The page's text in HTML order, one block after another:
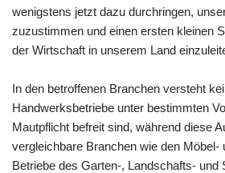
wenigstens jetzt dazu durchringen,
zuzustimmen und einen ersten kleinen
der Wirtschaft in unserem Land
In den betroffenen Branchen versteht
Handwerksbetriebe unter bestimmten
Mautpflicht befreit sind, während diese
vergleichbare Branchen wie den Möbel-
Betriebe des Garten-, Landschafts- und